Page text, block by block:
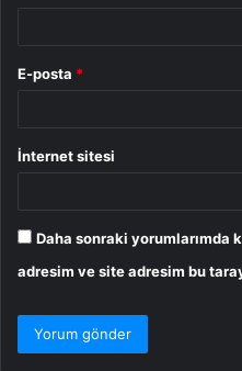
E-posta *
İnternet sitesi
Daha sonraki yorumlarımda
adresim ve site adresim bu